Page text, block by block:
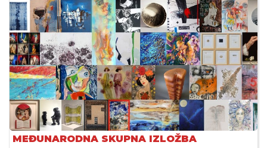
MEĐUNARODNA SKUPNA IZLOŽBA